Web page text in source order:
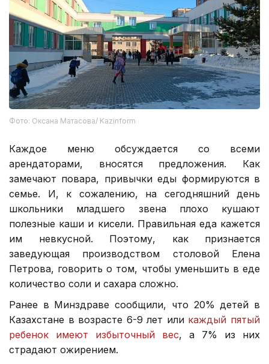
Фото: Оксана Матасова/ Kazinform
Каждое меню обсуждается со всеми
арендаторами, вносятся предложения. Как
замечают повара, привычки еды формируются в
семье. И, к сожалению, на сегодняшний день
школьники младшего звена плохо кушают
полезные каши и кисели. Правильная еда кажется
им невкусной. Поэтому, как признается
заведующая производством столовой Елена
Петрова, говорить о том, чтобы уменьшить в еде
количество соли и сахара сложно.
Ранее в Минздраве сообщили, что 20% детей в
Казахстане в возрасте 6-9 лет или каждый пятый
ребенок имеют избыточный вес, а 7% из них
страдают ожирением.